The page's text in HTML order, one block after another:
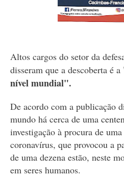
Altos cargos do setor da
disseram que a descoberta é a
nível mundial".
De acordo com a publicação
mundo há cerca de uma
investigação à procura de
coronavírus, que provocou a
de uma dezena estão, neste
em seres humanos.